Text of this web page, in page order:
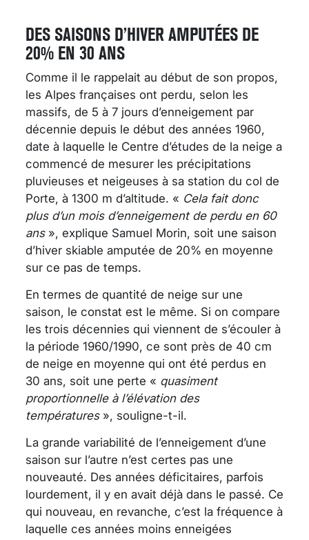
DES SAISONS D’HIVER AMPUTÉES DE
20% EN 30 ANS
Comme il le rappelait au début de son propos,
les Alpes françaises ont perdu, selon les
massifs, de 5 à 7 jours d’enneigement par
décennie depuis le début des années 1960,
date à laquelle le Centre d’études de la neige a
commencé de mesurer les précipitations
pluvieuses et neigeuses à sa station du col de
Porte, à 1300 m d’altitude. « Cela fait donc
plus d’un mois d’enneigement de perdu en 60
ans », explique Samuel Morin, soit une saison
d’hiver skiable amputée de 20% en moyenne
sur ce pas de temps.
En termes de quantité de neige sur une
saison, le constat est le même. Si on compare
les trois décennies qui viennent de s’écouler à
la période 1960/1990, ce sont près de 40 cm
de neige en moyenne qui ont été perdus en
30 ans, soit une perte « quasiment
proportionnelle à l’élévation des
températures», souligne-t-il.
La grande variabilité de l’enneigement d’une
saison sur l’autre n’est certes pas une
nouveauté. Des années déficitaires, parfois
lourdement, il y en avait déjà dans le passé. Ce
qui nouveau, en revanche, c’est la fréquence à
laquelle ces années moins enneigées